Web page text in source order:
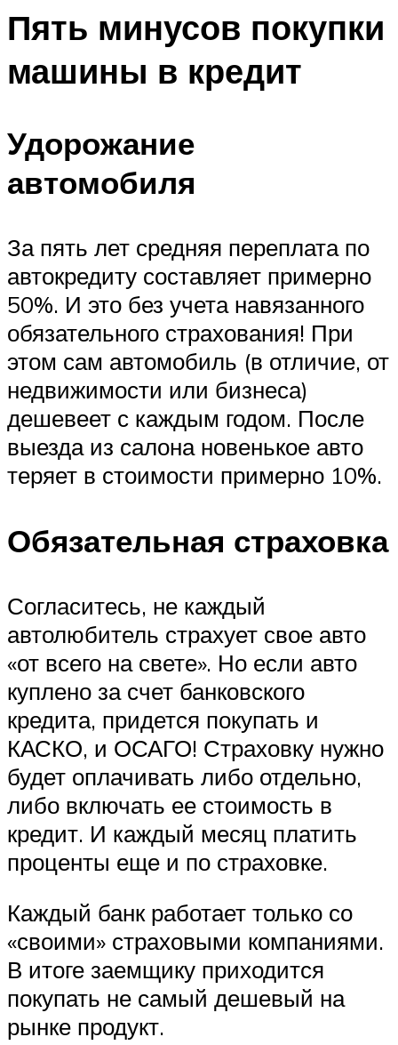
Пять минусов покупки
машины в кредит
Удорожание
автомобиля
За пять лет средняя переплата по
автокредиту составляет примерно
50%. И это без учета навязанного
обязательного страхования! При
этом сам автомобиль (в отличие, от
недвижимости или бизнеса)
дешевеет с каждым годом. После
выезда из салона новенькое авто
теряет в стоимости примерно 10%.
Обязательная страховка
Согласитесь, не каждый
автолюбитель страхует свое авто
«от всего на свете». Но если авто
куплено за счет банковского
кредита, придется покупать и
КАСКО, и ОСАГО! Страховку нужно
будет оплачивать либо отдельно,
либо включать ее стоимость в
кредит. И каждый месяц платить
проценты еще и по страховке.
Каждый банк работает только со
«своими» страховыми компаниями.
В итоге заемщику приходится
покупать не самый дешевый на
рынке продукт.